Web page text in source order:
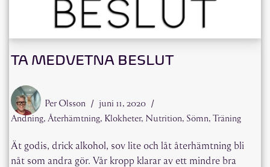
TA MEDVETNA BESLUT
Per Olsson
juni 11, 2020
Andning, Återhämtning, Klokheter, Nutrition, Sömn, Träning
Ät godis, drick alkohol, sov lite och låt återhämtning bli
nåt som andra gör. Vår kropp klarar av ett mindre bra